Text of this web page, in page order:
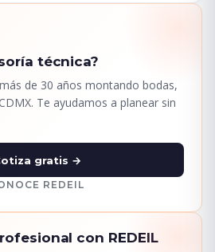
técnica?
de 30 años montando bodas,
Te ayudamos a planear sin
gratis →
REDEIL
con REDEIL